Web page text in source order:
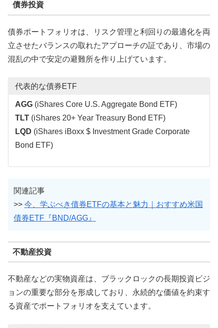
債券投資
債券ポートフォリオは、リスク管理と利回りの最適化を両
立させたバランスの取れたアプローチの証であり、市場の
混乱の中で安定の避難所を作り上げています。
代表的な債券ETF
AGG(iShares Core U.S. Aggregate Bond ETF)
TLT(iShares 20+ Year Treasury Bond ETF)
LQD (iShares iBoxx $ Investment Grade Corporate
Bond ETF)
関連記事
>> 今、学ぶべき債券ETFの基本と魅力｜おすすめ米国
債券ETF『BND/AGG』
不動産投資
不動産などの実物資産は、ブラックロックの長期投資ビジ
ョンの重要な部分を形成しており、永続的な価値を約束す
る資産でポートフォリオを支えています。